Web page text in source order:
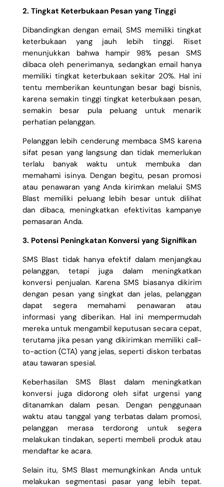
2. Tingkat Keterbukaan Pesan yang Tinggi
Dibandingkan dengan email, SMS memiliki tingkat
keterbukaan yang jauh lebih tinggi. Riset
menunjukkan bahwa hampir 98% pesan SMS
dibaca oleh penerimanya, sedangkan email hanya
memiliki tingkat keterbukaan sekitar 20%. Hal ini
tentu memberikan keuntungan besar bagi bisnis,
karena semakin tinggi tingkat keterbukaan pesan,
semakin besar pula peluang untuk menarik
perhatian pelanggan.
Pelanggan lebih cenderung membaca SMS karena
sifat pesan yang langsung dan tidak memerlukan
terlalu banyak waktu untuk membuka dan
memahami isinya. Dengan begitu, pesan promosi
atau penawaran yang Anda kirimkan melalui SMS
Blast memiliki peluang lebih besar untuk dilihat
dan dibaca, meningkatkan efektivitas kampanye
pemasaran Anda.
3. Potensi Peningkatan Konversi yang Signifikan
SMS Blast tidak hanya efektif dalam menjangkau
pelanggan, tetapi juga dalam meningkatkan
konversi penjualan. Karena SMS biasanya dikirim
dengan pesan yang singkat dan jelas, pelanggan
dapat segera memahami penawaran atau
informasi yang diberikan. Hal ini mempermudah
mereka untuk mengambil keputusan secara cepat,
terutama jika pesan yang dikirimkan memiliki call-
to-action (CTA) yang jelas, seperti diskon terbatas
atau tawaran spesial.
Keberhasilan SMS Blast dalam meningkatkan
konversi juga didorong oleh sifat urgensi yang
ditanamkan dalam pesan. Dengan penggunaan
waktu atau tanggal yang terbatas dalam promosi,
pelanggan merasa terdorong untuk segera
melakukan tindakan, seperti membeli produk atau
mendaftar ke acara.
Selain itu, SMS Blast memungkinkan Anda untuk
melakukan segmentasi pasar yang lebih tepat.